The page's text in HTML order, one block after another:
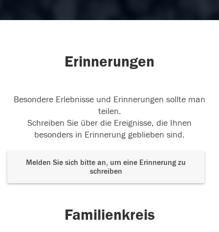
Erinnerungen
Besondere Erlebnisse und Erinnerungen sollte man
teilen.
Schreiben Sie über die Ereignisse, die Ihnen
besonders in Erinnerung geblieben sind.
Melden Sie sich bitte an, um eine Erinnerung zu
schreiben
Familienkreis